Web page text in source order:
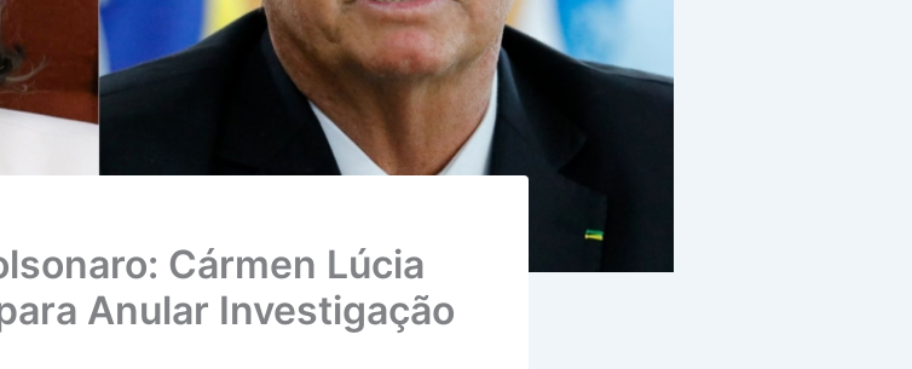
Cármen Lúcia
Anular Investigação